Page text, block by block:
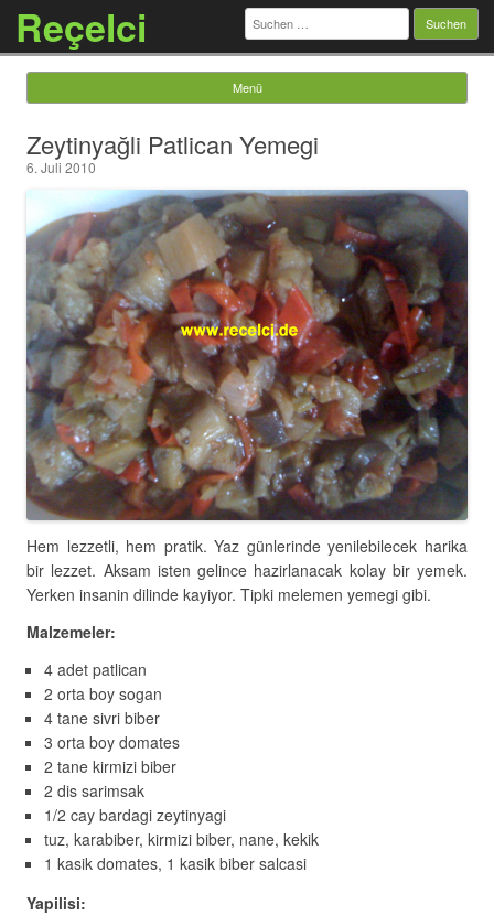
Reçelci Suchen
nach:
Menü
Zeytinyağli Patlican Yemegi
6. Juli 2010
Hem lezzetli, hem pratik. Yaz günlerinde yenilebilecek harika
bir lezzet. Aksam isten gelince hazirlanacak kolay bir yemek.
Yerken insanin dilinde kayiyor. Tipki melemen yemegi gibi.
Malzemeler:
4 adet patlican
2 orta boy sogan
4 tane sivri biber
3 orta boy domates
2 tane kirmizi biber
2 dis sarimsak
1/2 cay bardagi zeytinyagi
tuz, karabiber, kirmizi biber, nane, kekik
1 kasik domates, 1 kasik biber salcasi
Yapilisi: